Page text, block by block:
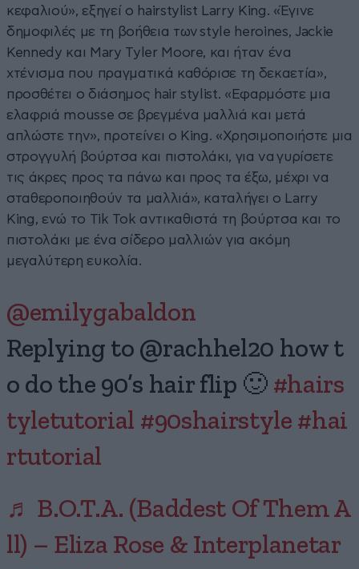
κεφαλιού», εξηγεί ο hairstylist Larry King. «Έγινε
δημοφιλές με τη βοήθεια των style heroines, Jackie
Kennedy και Mary Tyler Moore, και ήταν ένα
χτένισμα που πραγματικά καθόρισε τη δεκαετία»,
προσθέτει ο διάσημος hair stylist. «Εφαρμόστε μια
ελαφριά mousse σε βρεγμένα μαλλιά και μετά
απλώστε την», προτείνει ο King. «Χρησιμοποιήστε μια
στρογγυλή βούρτσα και πιστολάκι, για να γυρίσετε
τις άκρες προς τα πάνω και προς τα έξω, μέχρι να
σταθεροποιηθούν τα μαλλιά», καταλήγει ο Larry
King, ενώ το Tik Tok αντικαθιστά τη βούρτσα και το
πιστολάκι με ένα σίδερο μαλλιών για ακόμη
μεγαλύτερη ευκολία.
@emilygabaldon
Replying to @rachhel20 how t
o do the 90’s hair flip 🙂 #hairs
tyletutorial #90shairstyle #hai
rtutorial
♬ B.O.T.A. (Baddest Of Them A
ll) – Eliza Rose & Interplanetar